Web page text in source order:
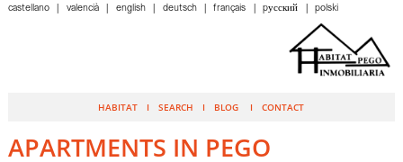
HABITAT SEARCH BLOG CONTACT
castellano valencià english deutsch français pусский polski
APARTMENTS IN PEGO